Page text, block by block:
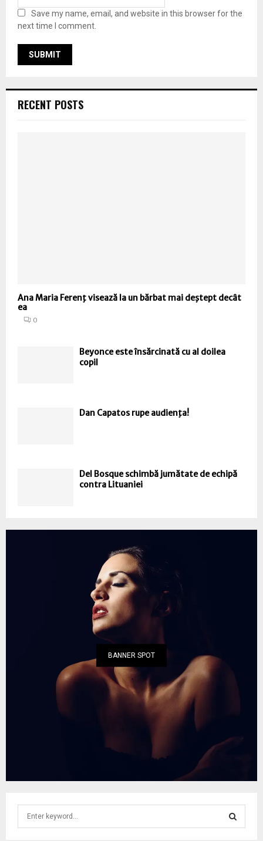
Save my name, email, and website in this browser for the
next time I comment.
RECENT POSTS
Ana Maria Ferenţ visează la un bărbat mai deştept decât
ea
0
Beyonce este însărcinată cu al doilea
copil
Dan Capatos rupe audienţa!
Del Bosque schimbă jumătate de echipă
contra Lituaniei
BANNER SPOT